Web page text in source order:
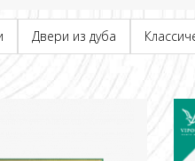
Двери из дуба